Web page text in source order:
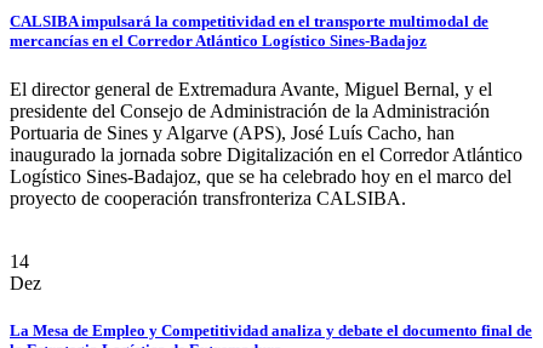
CALSIBA impulsará la competitividad en el transporte multimodal de
mercancías en el Corredor Atlántico Logístico Sines-Badajoz
El director general de Extremadura Avante, Miguel Bernal, y el
presidente del Consejo de Administración de la Administración
Portuaria de Sines y Algarve (APS), José Luís Cacho, han
inaugurado la jornada sobre Digitalización en el Corredor Atlántico
Logístico Sines-Badajoz, que se ha celebrado hoy en el marco del
proyecto de cooperación transfronteriza CALSIBA.
14
Dez
La Mesa de Empleo y Competitividad analiza y debate el documento final de